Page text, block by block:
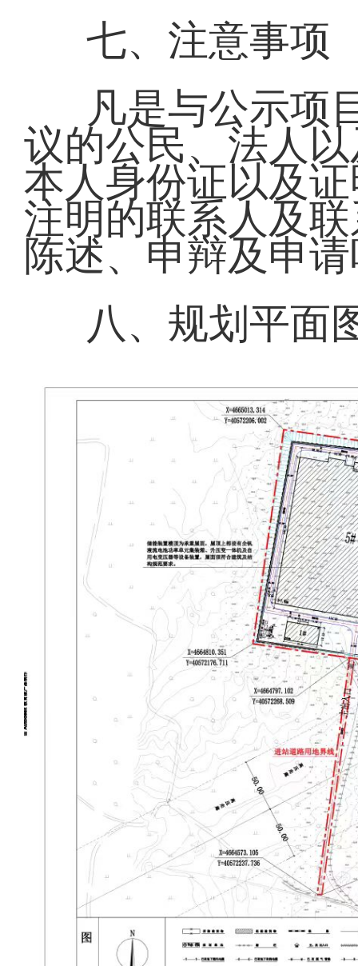
七、注意事项
凡是与公示项
议的公民、法人
本人身份证以及
注明的联系人及
陈述、申辩及申
八、规划平面